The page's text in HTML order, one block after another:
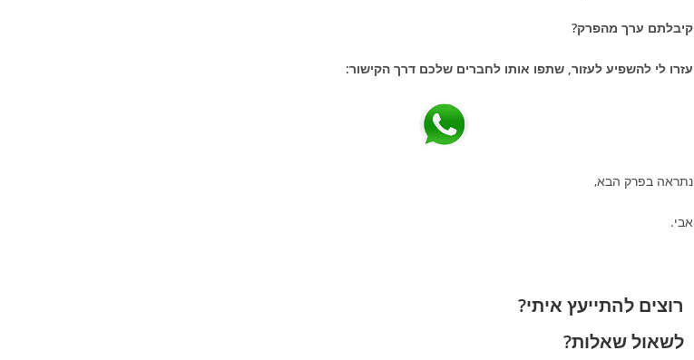
קיבלתם ערך מהפרק?
עזרו לי להשפיע לעזור, שתפו אותו לחברים שלכם דרך הקישור:
נתראה בפרק הבא,
אבי.
רוצים להתייעץ איתי?
לשאול שאלות?